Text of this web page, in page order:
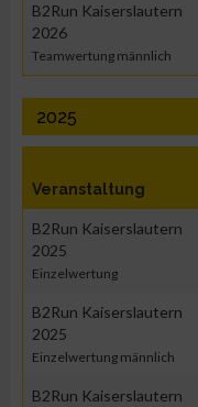
B2Run Kaiserslautern
2026
Teamwertung männlich
2025
Veranstaltung
B2Run Kaiserslautern
2025
Einzelwertung
B2Run Kaiserslautern
2025
Einzelwertung männlich
B2Run Kaiserslautern